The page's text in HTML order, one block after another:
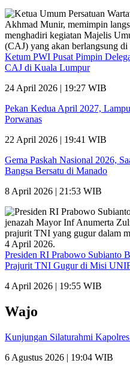
Ketum PWI Pusat Pimpin
CAJ di Kuala Lumpur
24 April 2026 | 19:27 WIB
Pekan Kedua April 2027,
Porwanas
22 April 2026 | 19:41 WIB
Gema Paskah Nasional 2026,
Bangsa Bersatu di Manado
8 April 2026 | 21:53 WIB
Presiden RI Prabowo Subianto
Prajurit TNI Gugur di Misi
4 April 2026 | 19:55 WIB
Wajo
Kunjungan Silaturahmi
6 Agustus 2026 | 19:04 WIB